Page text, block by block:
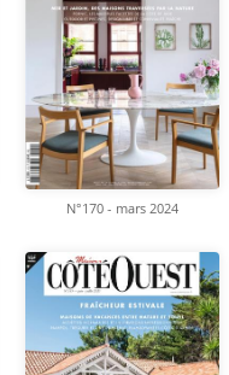
N°170 - mars 2024